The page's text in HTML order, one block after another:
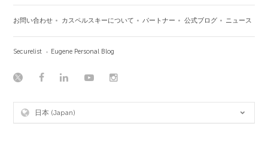
お問い合わせ カスペルスキーについて パートナー 公式ブログ ニュース
Securelist Eugene Personal Blog
日本 (Japan)